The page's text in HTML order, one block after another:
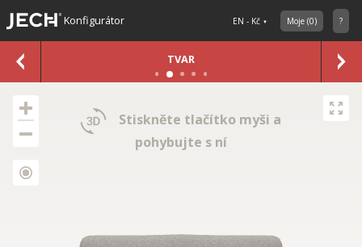
Konfigurátor EN - Kč Moje (0) ?
TVAR
Stiskněte tlačítko myši a
pohybujte s ní